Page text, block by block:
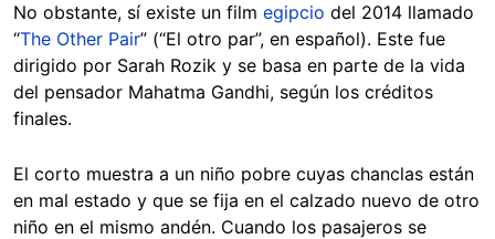
No obstante, sí existe un film egipcio del 2014 llamado
“The Other Pair” (“El otro par”, en español). Este fue
dirigido por Sarah Rozik y se basa en parte de la vida
del pensador Mahatma Gandhi, según los créditos
finales.
El corto muestra a un niño pobre cuyas chanclas están
en mal estado y que se fija en el calzado nuevo de otro
niño en el mismo andén. Cuando los pasajeros se